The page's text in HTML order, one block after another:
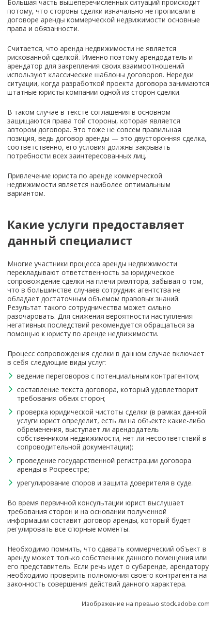
Большая часть вышеперечисленных ситуаций происходит
потому, что стороны сделки изначально не прописали в
договоре аренды коммерческой недвижимости основные
права и обязанности.
Считается, что аренда недвижимости не является
рискованной сделкой. Именно поэтому арендодатель и
арендатор для закрепления своих взаимоотношений
используют классические шаблоны договоров. Нередки
ситуации, когда разработкой проекта договора занимаются
штатные юристы компании одной из сторон сделки.
В таком случае в тексте соглашения в основном
защищаются права той стороны, которая является
автором договора. Это тоже не совсем правильная
позиция, ведь договор аренды — это двусторонняя сделка,
соответственно, его условия должны закрывать
потребности всех заинтересованных лиц.
Привлечение юриста по аренде коммерческой
недвижимости является наиболее оптимальным
вариантом.
Какие услуги предоставляет
данный специалист
Многие участники процесса аренды недвижимости
перекладывают ответственность за юридическое
сопровождение сделки на плечи риэлтора, забывая о том,
что в большинстве случаев сотрудник агентства не
обладает достаточным объемом правовых знаний.
Результат такого сотрудничества может сильно
разочаровать. Для снижения вероятности наступления
негативных последствий рекомендуется обращаться за
помощью к юристу по аренде недвижимости.
Процесс сопровождения сделки в данном случае включает
в себя следующие виды услуг:
ведение переговоров с потенциальным контрагентом;
составление текста договора, который удовлетворит
требования обеих сторон;
проверка юридической чистоты сделки (в рамках данной
услуги юрист определит, есть ли на объекте какие-либо
обременения, выступает ли арендодатель
собственником недвижимости, нет ли несоответствий в
сопроводительной документации);
проведение государственной регистрации договора
аренды в Росреестре;
урегулирование споров и защита доверителя в суде.
Во время первичной консультации юрист выслушает
требования сторон и на основании полученной
информации составит договор аренды, который будет
регулировать все спорные моменты.
Необходимо помнить, что сдавать коммерческий объект в
аренду может только собственник данного помещения или
его представитель. Если речь идет о субаренде, арендатору
необходимо проверить полномочия своего контрагента на
законность совершения действий данного характера.
Изображение на превью stock.adobe.com